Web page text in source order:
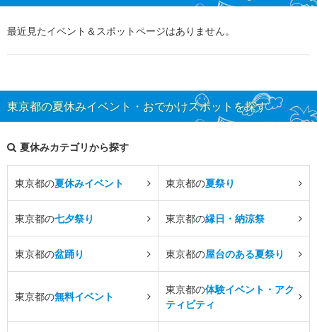
最近見たイベント＆スポットページはありません。
東京都の夏休みイベント・おでかけスポットを探す
夏休みカテゴリから探す
東京都の夏休みイベント 東京都の夏祭り
東京都の七夕祭り 東京都の縁日・納涼祭
東京都の盆踊り 東京都の屋台のある夏祭り
東京都の無料イベント
東京都の体験イベント・アク
ティビティ